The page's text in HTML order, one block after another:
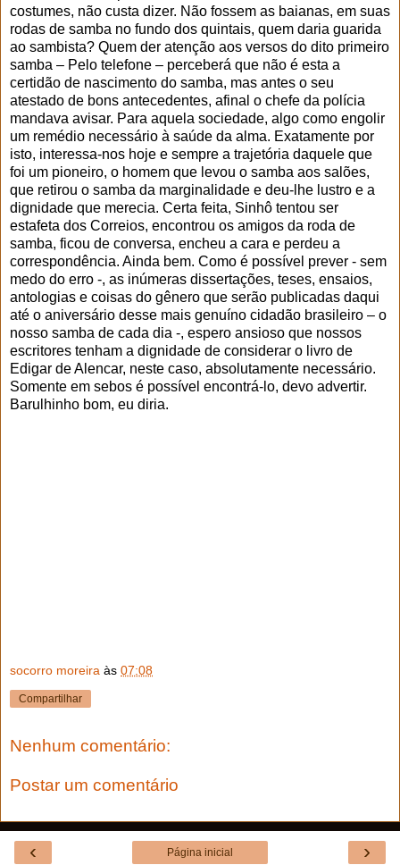
costumes, não custa dizer. Não fossem as baianas, em suas
rodas de samba no fundo dos quintais, quem daria guarida
ao sambista? Quem der atenção aos versos do dito primeiro
samba – Pelo telefone – perceberá que não é esta a
certidão de nascimento do samba, mas antes o seu
atestado de bons antecedentes, afinal o chefe da polícia
mandava avisar. Para aquela sociedade, algo como engolir
um remédio necessário à saúde da alma. Exatamente por
isto, interessa-nos hoje e sempre a trajetória daquele que
foi um pioneiro, o homem que levou o samba aos salões,
que retirou o samba da marginalidade e deu-lhe lustro e a
dignidade que merecia. Certa feita, Sinhô tentou ser
estafeta dos Correios, encontrou os amigos da roda de
samba, ficou de conversa, encheu a cara e perdeu a
correspondência. Ainda bem. Como é possível prever - sem
medo do erro -, as inúmeras dissertações, teses, ensaios,
antologias e coisas do gênero que serão publicadas daqui
até o aniversário desse mais genuíno cidadão brasileiro – o
nosso samba de cada dia -, espero ansioso que nossos
escritores tenham a dignidade de considerar o livro de
Edigar de Alencar, neste caso, absolutamente necessário.
Somente em sebos é possível encontrá-lo, devo advertir.
Barulhinho bom, eu diria.
socorro moreira às 07:08
Compartilhar
Nenhum comentário:
Postar um comentário
‹ ›
Página inicial